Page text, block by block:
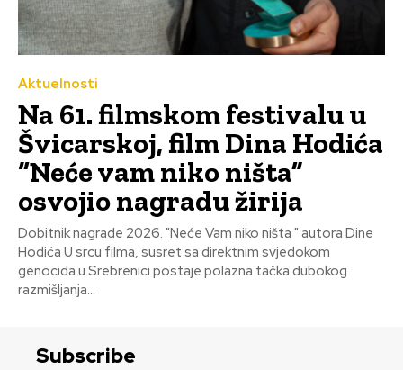
Aktuelnosti
Na 61. filmskom festivalu u
Švicarskoj, film Dina Hodića
“Neće vam niko ništa”
osvojio nagradu žirija
Dobitnik nagrade 2026. "Neće Vam niko ništa " autora Dine
Hodića U srcu filma, susret sa direktnim svjedokom
genocida u Srebrenici postaje polazna tačka dubokog
razmišljanja...
Subscribe